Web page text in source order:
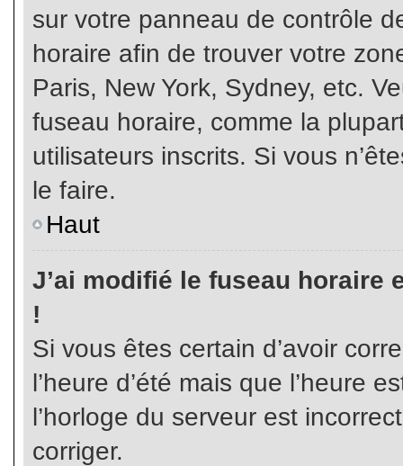
sur votre panneau de contrôle
horaire afin de trouver votre
Paris, New York, Sydney, etc.
fuseau horaire, comme la
utilisateurs inscrits. Si vous
le faire.
Haut
J’ai modifié le fuseau horaire
!
Si vous êtes certain d’avoir
l’heure d’été mais que l’heure
l’horloge du serveur est
corriger.